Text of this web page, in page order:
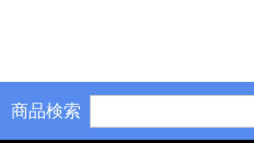
商品検索